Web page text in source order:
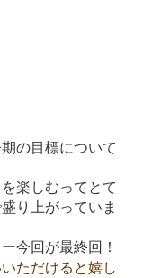
の目標について
楽しむってとて
り上がっていま
今回が最終回！
ただけると嬉し